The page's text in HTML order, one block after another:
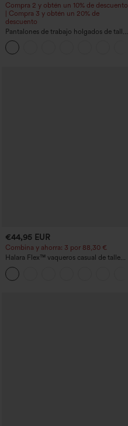
Compra 2 y obtén un 10% de descuento
| Compra 3 y obtén un 20% de
descuento
Pantalones de trabajo holgados de talle
medio con bolsillos y pernera estilo
barril
€44,95 EUR
Combina y ahorra: 3 por 88,30 €
Halara Flex™ vaqueros casual de talle
alto con bolsillos, estilo baggy de pierna
ancha, efecto lavado